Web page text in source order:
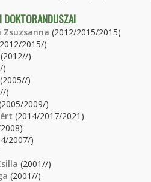
DOKTORANDUSZAI
Zsuzsanna (2012/2015/2015)
2015/)
(2012//)
)
(2005//)
)
2009/)
(2014/2017/2021)
2007/)
(2001//)
(2001//)